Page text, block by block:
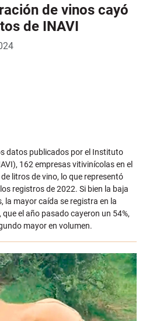
de vinos cayó
de INAVI
datos publicados por el Instituto
162 empresas vitivinícolas en el
litros de vino, lo que representó
registros de 2022. Si bien la baja
la mayor caída se registra en la
el año pasado cayeron un 54%,
mayor en volumen.